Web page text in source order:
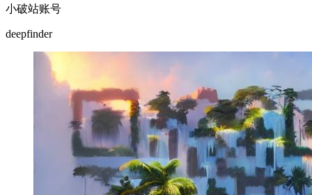
小破站账号
deepfinder